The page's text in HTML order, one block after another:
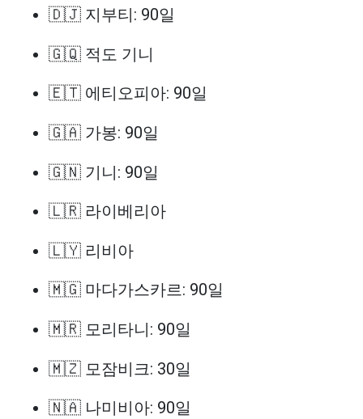
🇩🇯 지부티: 90일
🇬🇶 적도 기니
🇪🇹 에티오피아: 90일
🇬🇦 가봉: 90일
🇬🇳 기니: 90일
🇱🇷 라이베리아
🇱🇾 리비아
🇲🇬 마다가스카르: 90일
🇲🇷 모리타니: 90일
🇲🇿 모잠비크: 30일
🇳🇦 나미비아: 90일